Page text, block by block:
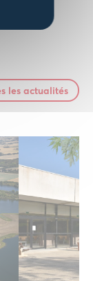
les actualités